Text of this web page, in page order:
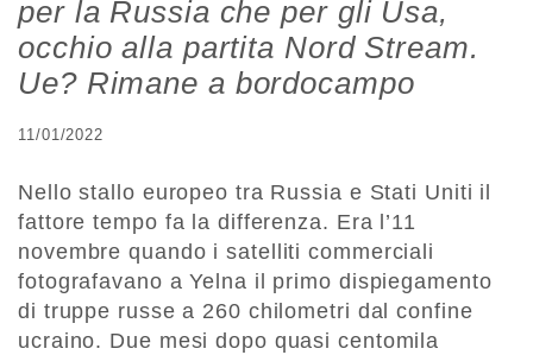
per la Russia che per gli Usa,
occhio alla partita Nord Stream.
Ue? Rimane a bordocampo
11/01/2022
Nello stallo europeo tra Russia e Stati Uniti il
fattore tempo fa la differenza. Era l’11
novembre quando i satelliti commerciali
fotografavano a Yelna il primo dispiegamento
di truppe russe a 260 chilometri dal confine
ucraino. Due mesi dopo quasi centomila